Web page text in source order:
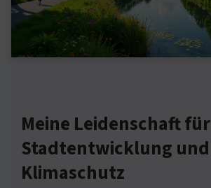
Meine Leidenschaft für
Stadtentwicklung und
Klimaschutz